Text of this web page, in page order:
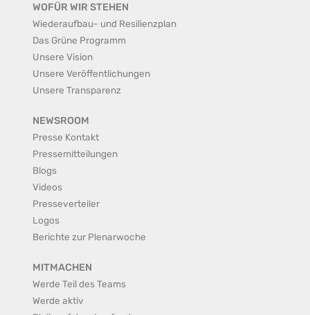
WOFÜR WIR STEHEN
Wiederaufbau- und Resilienzplan
Das Grüne Programm
Unsere Vision
Unsere Veröffentlichungen
Unsere Transparenz
NEWSROOM
Presse Kontakt
Pressemitteilungen
Blogs
Videos
Presseverteiler
Logos
Berichte zur Plenarwoche
MITMACHEN
Werde Teil des Teams
Werde aktiv